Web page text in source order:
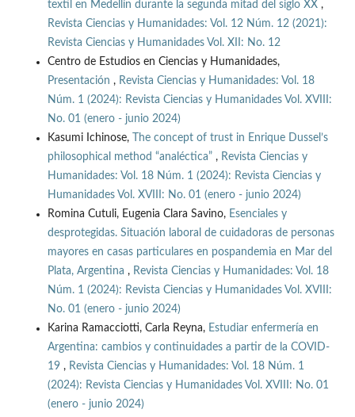
textil en Medellín durante la segunda mitad del siglo XX ,
Revista Ciencias y Humanidades: Vol. 12 Núm. 12 (2021):
Revista Ciencias y Humanidades Vol. XII: No. 12
Centro de Estudios en Ciencias y Humanidades,
Presentación , Revista Ciencias y Humanidades: Vol. 18
Núm. 1 (2024): Revista Ciencias y Humanidades Vol. XVIII:
No. 01 (enero - junio 2024)
Kasumi Ichinose,
The concept of trust in Enrique Dussel’s
philosophical method “analéctica” , Revista Ciencias y
Humanidades: Vol. 18 Núm. 1 (2024): Revista Ciencias y
Humanidades Vol. XVIII: No. 01 (enero - junio 2024)
Romina Cutuli, Eugenia Clara Savino, Esenciales y
desprotegidas. Situación laboral de cuidadoras de personas
mayores en casas particulares en pospandemia en Mar del
Plata, Argentina , Revista Ciencias y Humanidades: Vol. 18
Núm. 1 (2024): Revista Ciencias y Humanidades Vol. XVIII:
No. 01 (enero - junio 2024)
Karina Ramacciotti, Carla Reyna, Estudiar enfermería en
Argentina: cambios y continuidades a partir de la COVID-
19 , Revista Ciencias y Humanidades: Vol. 18 Núm. 1
(2024): Revista Ciencias y Humanidades Vol. XVIII: No. 01
(enero - junio 2024)